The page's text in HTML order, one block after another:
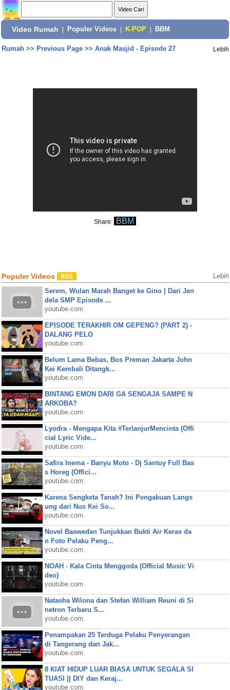
Video Rumah Populer Videos K-POP BBM
Rumah>> Previous Page>> Anak Masjid - Episode 27 Lebih
Share: BBM
Populer Videos Lebih
Serem, Wulan Marah Banget ke Gino | Dari Jen
dela SMP Episode ...
youtube.com
EPISODE TERAKHIR OM GEPENG? (PART 2) -
DALANG PELO
youtube.com
Belum Lama Bebas, Bos Preman Jakarta John
Kei Kembali Ditangk...
youtube.com
BINTANG EMON DARI GA SENGAJA SAMPE N
ARKOBA?
youtube.com
Lyodra - Mengapa Kita #TerlanjurMencinta (Offi
cial Lyric Vide...
youtube.com
Safira Inema - Banyu Moto - Dj Santuy Full Bas
s Horeg (Offici...
youtube.com
Karena Sengketa Tanah? Ini Pengakuan Langs
ung dari Nus Kei So...
youtube.com
Novel Baswedan Tunjukkan Bukti Air Keras da
n Foto Pelaku Peng...
youtube.com
NOAH - Kala Cinta Menggoda (Official Music Vi
deo)
youtube.com
Natasha Wilona dan Stefan William Reuni di Si
netron Terbaru S...
youtube.com
Penampakan 25 Terduga Pelaku Penyerangan
di Tangerang dan Jak...
youtube.com
8 KIAT HIDUP LUAR BIASA UNTUK SEGALA SI
TUASI || DIY dan Keraj...
youtube.com